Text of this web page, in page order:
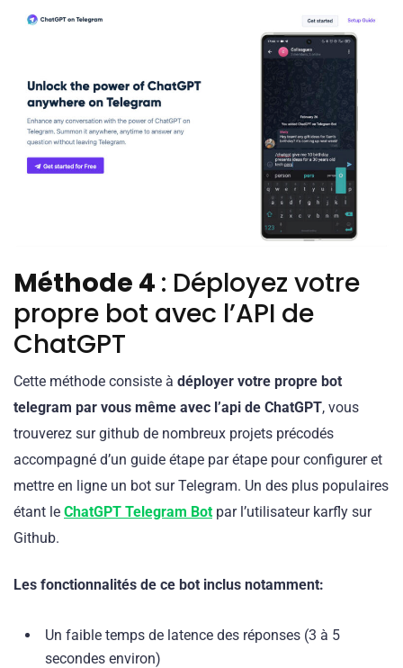
Méthode 4 : Déployez votre
propre bot avec l’API de
ChatGPT
Cette méthode consiste à déployer votre propre bot
telegram par vous même avec l’api de ChatGPT, vous
trouverez sur github de nombreux projets précodés
accompagné d’un guide étape par étape pour configurer et
mettre en ligne un bot sur Telegram. Un des plus populaires
étant le ChatGPT Telegram Bot par l’utilisateur karfly sur
Github.
Les fonctionnalités de ce bot inclus notamment:
Un faible temps de latence des réponses (3 à 5
secondes environ)